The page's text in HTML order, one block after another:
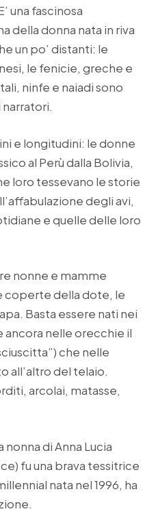
una fascinosa
della donna nata in riva
un po’ distanti: le
le fenicie, greche e
ninfe e naiadi sono
e longitudini: le donne
al Perù dalla Bolivia,
loro tessevano le storie
degli avi,
e quelle delle loro
nonne e mamme
coperte della dote, le
Basta essere nati nei
ancora nelle orecchie il
che nelle
all’altro del telaio.
arcolai, matasse,
nonna di Anna Lucia
fu una brava tessitrice
nata nel 1996, ha